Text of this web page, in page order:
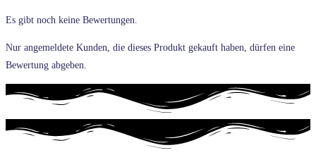
Es gibt noch keine Bewertungen.
Nur angemeldete Kunden, die dieses Produkt gekauft haben, dürfen eine
Bewertung abgeben.